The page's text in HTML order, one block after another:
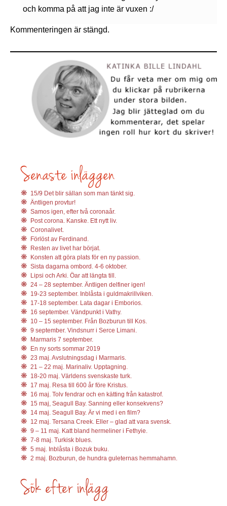
och komma på att jag inte är vuxen :/
Kommenteringen är stängd.
15/9 Det blir sällan som man tänkt sig.
Äntligen provtur!
Samos igen, efter två coronaår.
Post corona. Kanske. Ett nytt liv.
Coronalivet.
Förlöst av Ferdinand.
Resten av livet har börjat.
Konsten att göra plats för en ny passion.
Sista dagarna ombord. 4-6 oktober.
Lipsi och Arki. Öar att längta till.
24 – 28 september. Äntligen delfiner igen!
19-23 september. Inblåsta i guldmakrillviken.
17-18 september. Lata dagar i Emborios.
16 september. Vändpunkt i Vathy.
10 – 15 september. Från Bozburun till Kos.
9 september. Vindsnurr i Serce Limani.
Marmaris 7 september.
En ny sorts sommar 2019
23 maj. Avslutningsdag i Marmaris.
21 – 22 maj. Marinaliv. Upptagning.
18-20 maj. Världens svenskaste turk.
17 maj. Resa till 600 år före Kristus.
16 maj. Tolv fendrar och en kätting från katastrof.
15 maj, Seagull Bay. Sanning eller konsekvens?
14 maj. Seagull Bay. Är vi med i en film?
12 maj. Tersana Creek. Eller – glad att vara svensk.
9 – 11 maj. Katt bland hermeliner i Fethyie.
7-8 maj. Turkisk blues.
5 maj. Inblåsta i Bozuk buku.
2 maj. Bozburun, de hundra guleternas hemmahamn.